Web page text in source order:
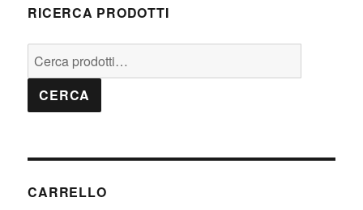
RICERCA PRODOTTI
Cerca:
CERCA
CARRELLO